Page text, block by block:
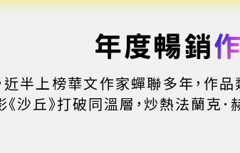
年度暢銷
近半上榜華文作家蟬聯多年，作
沙丘》打破同溫層，炒熱法蘭克